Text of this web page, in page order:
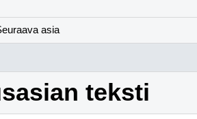
asia
teksti